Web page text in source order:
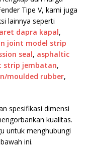
Tipe V, kami juga
lainnya seperti
dapra kapal,
joint model strip
seal, asphaltic
strip jembatan,
moulded rubber,
spesifikasi dimensi
kualitas.
untuk menghubungi
ini.